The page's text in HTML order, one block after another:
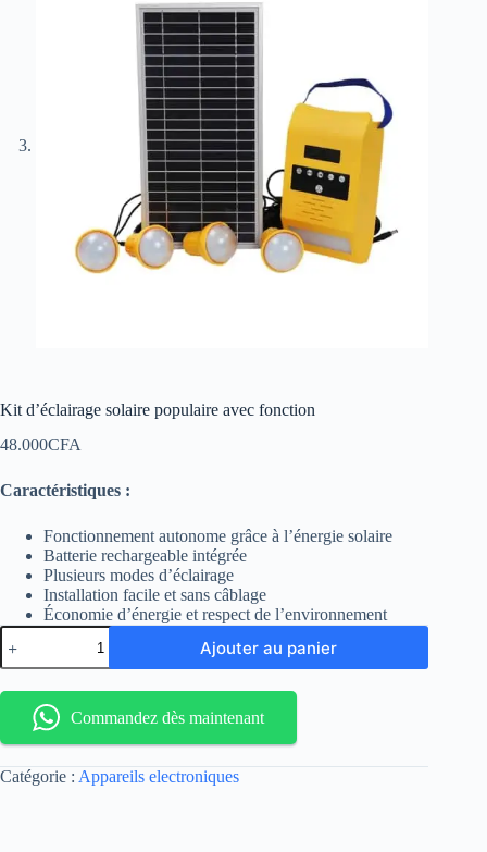
Kit d’éclairage solaire populaire avec fonction
48.000CFA
Caractéristiques :
Fonctionnement autonome grâce à l’énergie solaire
Batterie rechargeable intégrée
Plusieurs modes d’éclairage
Installation facile et sans câblage
Économie d’énergie et respect de l’environnement
quantité
de
Kit
d’éclairage
solaire
populaire
avec
fonction
Ajouter au panier
Commandez dès maintenant
Catégorie : Appareils electroniques